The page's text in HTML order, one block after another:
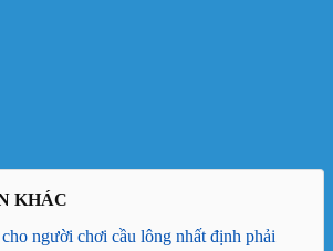
KHÁC
người chơi cầu lông nhất định phải